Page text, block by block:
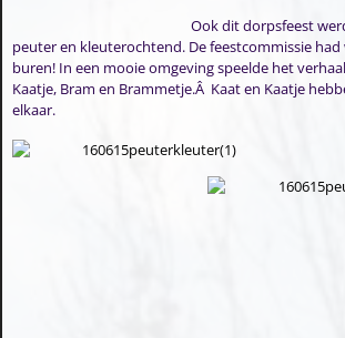
Ook dit dorpsfeest
peuter en kleuterochtend. De feestcommissie had
buren! In een mooie omgeving speelde het
Kaatje, Bram en Brammetje.Â Kaat en Kaatje
elkaar.